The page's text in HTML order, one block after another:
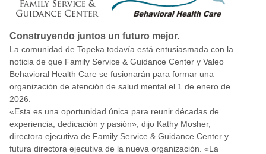
Construyendo juntos un futuro mejor.
La comunidad de Topeka todavía está entusiasmada con la
noticia de que Family Service & Guidance Center y Valeo
Behavioral Health Care se fusionarán para formar una
organización de atención de salud mental el 1 de enero de
2026.
«Esta es una oportunidad única para reunir décadas de
experiencia, dedicación y pasión», dijo Kathy Mosher,
directora ejecutiva de Family Service & Guidance Center y
futura directora ejecutiva de la nueva organización. «La